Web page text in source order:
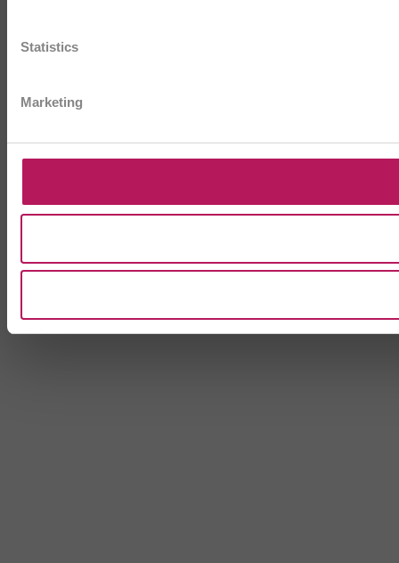
Statistics
Marketing